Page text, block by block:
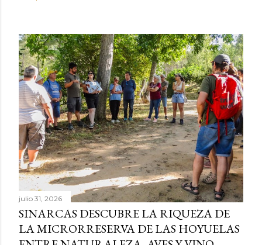
julio 31, 2026
SINARCAS DESCUBRE LA RIQUEZA DE
LA MICRORRESERVA DE LAS HOYUELAS